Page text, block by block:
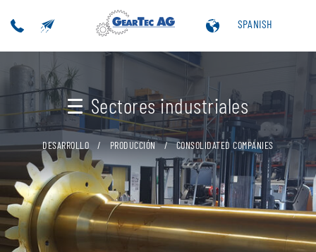
SPANISH
Sectores industriales
DESARROLLO PRODUCCIÓN CONSOLIDATED COMPANIES